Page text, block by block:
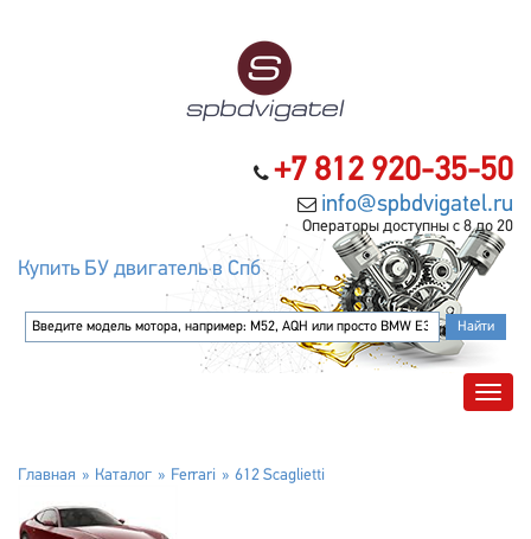
+7 812 920-35-50
info@spbdvigatel.ru
Операторы доступны с 8 до 20
Купить БУ двигатель в Спб
Главная Каталог Ferrari 612 Scaglietti